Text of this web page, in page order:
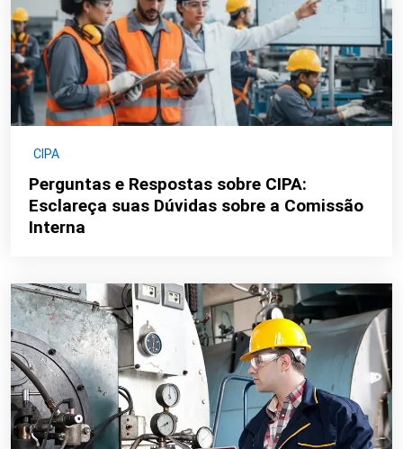
CIPA
Perguntas e Respostas sobre CIPA:
Esclareça suas Dúvidas sobre a Comissão
Interna